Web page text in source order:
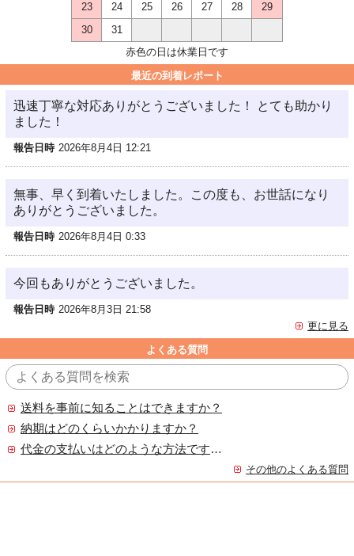
23
24 25 26 27 28
29
30
31
赤色の日は休業日です
最近の到着レポート
迅速丁寧な対応ありがとうございました！ とても助かり
ました！
報告日時 2026年8月4日 12:21
無事、早く到着いたしました。この度も、お世話になり
ありがとうございました。
報告日時 2026年8月4日 0:33
今回もありがとうございました。
報告日時 2026年8月3日 21:58
更に見る
よくある質問
送料を事前に知ることはできますか？
納期はどのくらいかかりますか？
代金の支払いはどのような方法ですか？
その他のよくある質問